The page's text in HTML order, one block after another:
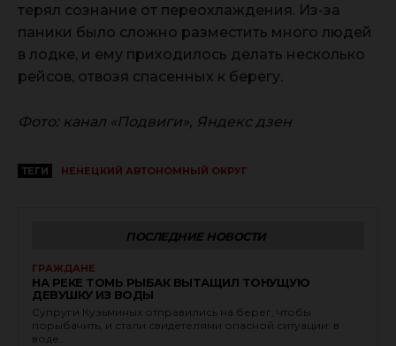
терял сознание от переохлаждения. Из-за
паники было сложно разместить много людей
в лодке, и ему приходилось делать несколько
рейсов, отвозя спасенных к берегу.
Фото: канал «Подвиги», Яндекс дзен
ТЕГИ НЕНЕЦКИЙ АВТОНОМНЫЙ ОКРУГ
ПОСЛЕДНИЕ НОВОСТИ
ГРАЖДАНЕ
НА РЕКЕ ТОМЬ РЫБАК ВЫТАЩИЛ ТОНУЩУЮ
ДЕВУШКУ ИЗ ВОДЫ
Супруги Кузьминых отправились на берег, чтобы
порыбачить, и стали свидетелями опасной ситуации: в
воде...